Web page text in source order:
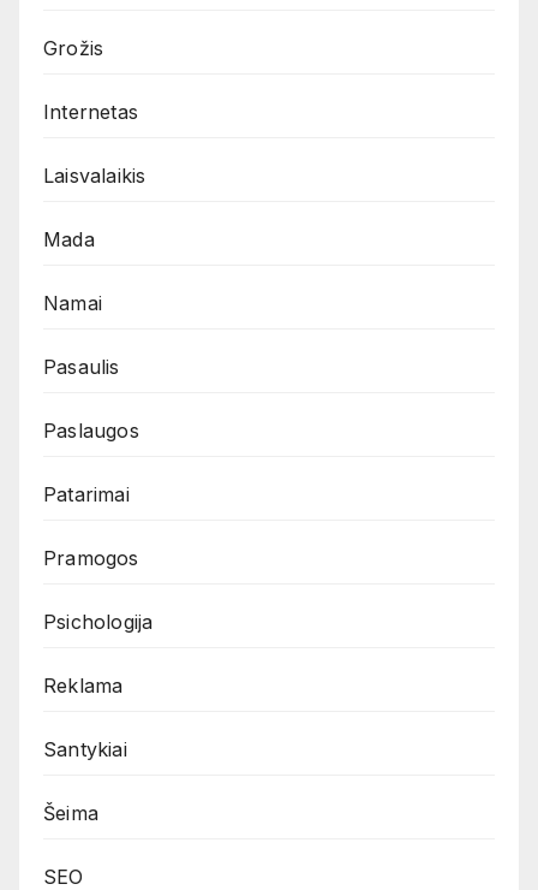
Grožis
Internetas
Laisvalaikis
Mada
Namai
Pasaulis
Paslaugos
Patarimai
Pramogos
Psichologija
Reklama
Santykiai
Šeima
SEO